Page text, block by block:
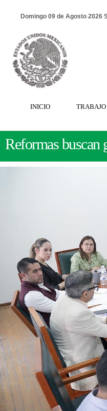
Domingo 09 de Agosto 2026
INICIO TRABAJO
Reformas buscan